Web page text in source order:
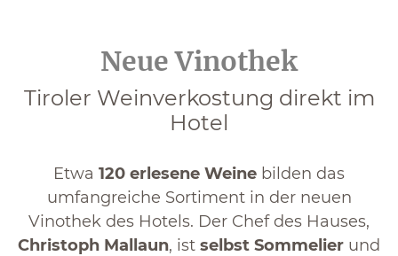
Neue Vinothek
Tiroler Weinverkostung direkt im
Hotel
Etwa 120 erlesene Weine bilden das
umfangreiche Sortiment in der neuen
Vinothek des Hotels. Der Chef des Hauses,
Christoph Mallaun, ist selbst Sommelier und